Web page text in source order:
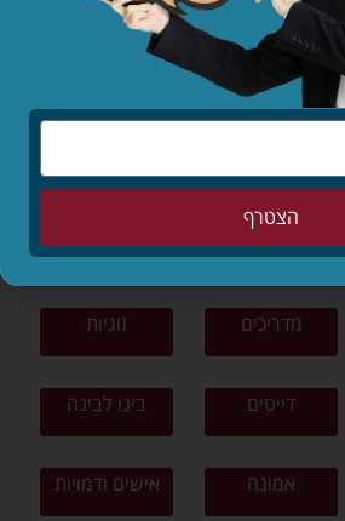
פרשת שבוע סיפורים
מדריכים זוגיות
דייטים בינו לבינה
אמונה אישים ודמויות
הצטרף